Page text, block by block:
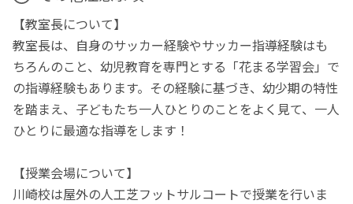
【教室長について】
教室長は、自身のサッカー経験やサッカー指導経験はも
ちろんのこと、幼児教育を専門とする「花まる学習会」で
の指導経験もあります。その経験に基づき、幼少期の特性
を踏まえ、子どもたち一人ひとりのことをよく見て、一人
ひとりに最適な指導をします！
【授業会場について】
川崎校は屋外の人工芝フットサルコートで授業を行いま